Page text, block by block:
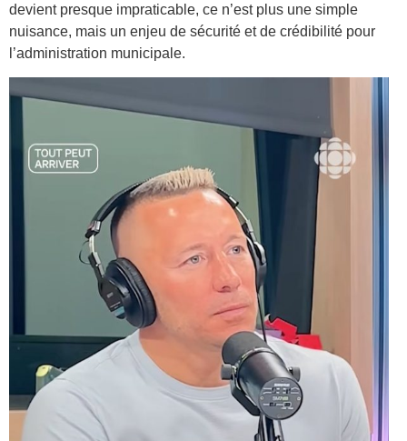
devient presque impraticable, ce n’est plus une simple
nuisance, mais un enjeu de sécurité et de crédibilité pour
l’administration municipale.